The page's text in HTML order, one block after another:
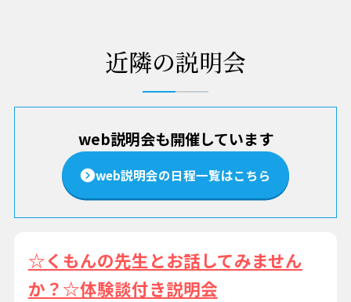
近隣の説明会
web説明会も開催しています
web説明会の日程一覧はこちら
☆くもんの先生とお話してみません
か？☆体験談付き説明会